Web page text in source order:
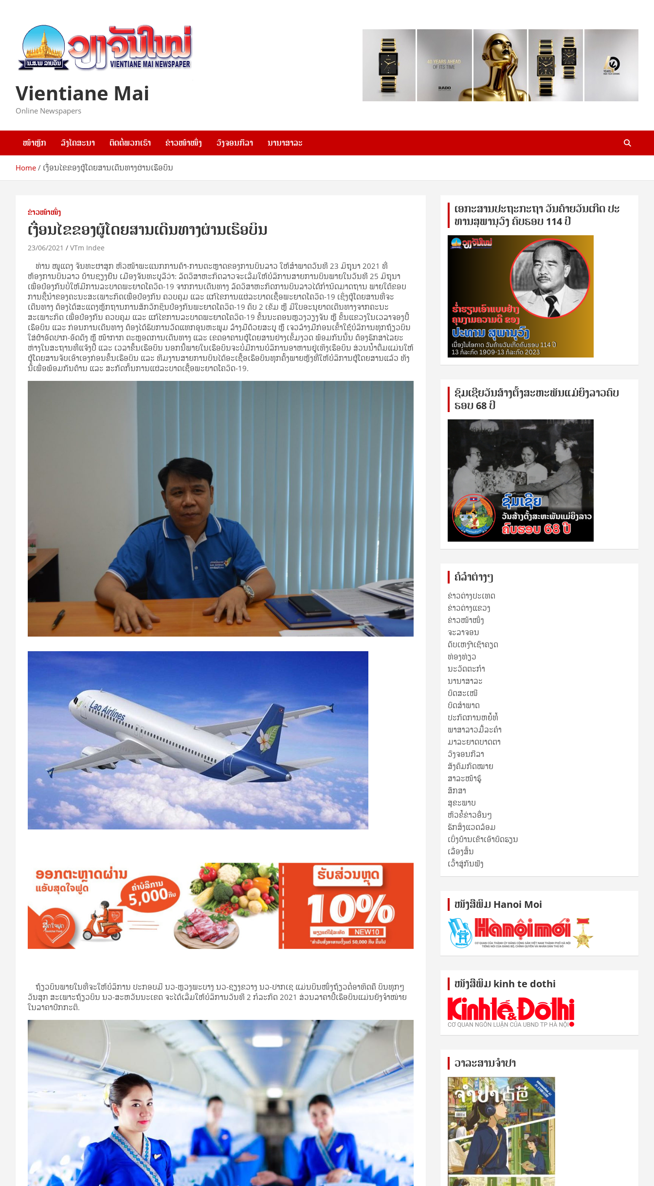
Vientiane Mai
Online Newspapers
ໜ້າຫຼັກ ລົງໂຄສະນາ ຕິດຕໍ່ພວກເຮົາ ຂ່າວໜ້າໜຶ່ງ ວົງຈອນກີລາ ນານາສາລະ
Home ເງື່ອນໄຂຂອງຜູ້ໂດຍສານເດີນທາງຜ່ານເຮືອບິນ
ຂ່າວໜ້າໜຶ່ງ
ເງື່ອນໄຂຂອງຜູ້ໂດຍສານເດີນທາງຜ່ານເຮືອບິນ
23/06/2021 VTm Indee
ທ່ານ ໜູແດງ ຈັນທະຜາສຸກ ຫົວໜ້າພະແນກການຄ້າ-ການຕະຫຼາດຂອງການບິນລາວ ໃຫ້ສໍາພາດວັນທີ 23 ມິຖຸນາ 2021 ທີ່
ຫ້ອງການບິນລາວ ບ້ານຊຽງຍືນ ເມືອງຈັນທະບູລີວ່າ: ລັດວິສາຫະກິດລາວຈະເລີ່ມໃຫ້ບໍລິການສາຍການບິນພາຍໃນວັນທີ 25 ມິຖຸນາ
ເພື່ອປ້ອງກັນບໍ່ໃຫ້ມີການລະບາດພະຍາດໂຄວິດ-19 ຈາກການເດີນທາງ ລັດວິສາຫະກິດການບິນລາວໄດ້ກໍານົດມາດຖານ ພາຍໃຕ້ຂອບ
ການຊີ້ນໍາຂອງຄະນະສະເພາະກິດເພື່ອປ້ອງກັນ ຄວບຄຸມ ແລະ ແກ້ໄຂການແຜ່ລະບາດເຊື້ອພະຍາດໂຄວິດ-19 ເຊິ່ງຜູ້ໂດຍສານທີ່ຈະ
ເດີນທາງ ຕ້ອງໄດ້ສະແດງຫຼັກຖານການສັກວັກຊິນປ້ອງກັນພະຍາດໂຄວິດ-19 ຄົບ 2 ເຂັມ ຫຼື ມີໃບອະນຸຍາດເດີນທາງຈາກຄະນະ
ສະເພາະກິດ ເພື່ອປ້ອງກັນ ຄວບຄຸມ ແລະ ແກ້ໄຂການລະບາດພະຍາດໂຄວິດ-19 ຂັ້ນນະຄອນຫຼວງວຽງຈັນ ຫຼື ຂັ້ນແຂວງໃນເວລາຈອງປີ້
ເຮືອບິນ ແລະ ກ່ອນການເດີນທາງ ຕ້ອງໄດ້ຮັບການວັດແທກອຸນຫະພູມ ລ້າງມືດ້ວຍສະບູ ຫຼື ເຈວລ້າງມືກ່ອນເຂົ້າໃຊ້ບໍລິການທຸກຖ້ຽວບິນ
ໃສ່ຜ້າອັດປາກ-ອັດດັງ ຫຼື ໜ້າກາກ ຕະຫຼອດການເດີນທາງ ແລະ ເຂດອາຄານຜູ້ໂດຍສານຢ່າງເຂັ້ມງວດ ພ້ອມກັນນັ້ນ ຕ້ອງຮັກສາໄລຍະ
ຫ່າງໃນສະຖານທີ່ແຈ້ງປີ້ ແລະ ເວລາຂຶ້ນເຮືອບິນ ນອກນີ້ພາຍໃນເຮືອບິນຈະບໍ່ມີການບໍລິການອາຫານຢູ່ເທິງເຮືອບິນ ສ່ວນນໍ້າດື່ມແມ່ນໃຫ້
ຜູ້ໂດຍສານຈັບເອົາເອງກ່ອນຂຶ້ນເຮືອບິນ ແລະ ທີມງານສາຍການບິນໄດ້ອະເຊື້ອເຮືອບິນທຸກຄັ້ງພາຍຫຼັງທີ່ໃຫ້ບໍລິການຜູ້ໂດຍສານແລ້ວ ທັງ
ນີ້ເພື່ອພ້ອມກັນຕ້ານ ແລະ ສະກັດກັ້ນການແຜ່ລະບາດເຊື້ອພະຍາດໂຄວິດ-19.
ຖ້ຽວບິນພາຍໃນທີ່ຈະໃຫ້ບໍລິການ ປະກອບມີ ນວ-ຫຼວງພະບາງ ນວ-ຊຽງຂວາງ ນວ-ປາກເຊ ແມ່ນບິນໜຶ່ງຖ້ຽວຕໍ່ອາທິດຄື ບິນທຸກໆ
ວັນສຸກ ສະເພາະຖ້ຽວບິນ ນວ-ສະຫວັນນະເຂດ ຈະໄດ້ເລີ່ມໃຫ້ບໍລິການວັນທີ 2 ກໍລະກົດ 2021 ສ່ວນລາຄາປີ້ເຮືອບິນແມ່ນຍັງຈໍາໜ່າຍ
ໃນລາຄາປົກກະຕິ.
ເອ​ກະ​ສານ​ປະ​ຖະ​ກະ​ຖ​າ ວັນ​ຄ້າຍ​ວັນ​ເກີດ ປ​ະ​
ທານ​ສຸ​ພາ​ນຸ​ວົງ ຄົບ​ຮອບ 114 ປີ
ຊົ​ມ​ເຊີຍ​ວັນ​ສ້າງ​ຕັ້ງ​ສະ​ຫະ​ພັນ​ແມ່​ຍິງ​​ລາວຄົບ​
ຮອບ 68 ປິ
ຄໍລຳຕ່າງໆ
ຂ່າວຕ່າງປະເທດ
ຂ່າວ​ຕ່າງ​ແຂວງ
ຂ່າວໜ້າໜຶ່ງ
ຈະລາຈອນ
ດັບເຫງົາເຊົາຄຽດ
ທ່ອງທ່ຽວ
ນະວັດຕະກໍາ
ນານາສາລະ
ບົດສະເໜີ
ບົດສໍາພາດ
ປະກົດການຫຍໍ້ທໍ້
ພາສາລາວມື້ລະຄຳ
ມາລະຍາດບາດຕາ
ວົງຈອນກີລາ
ສັງຄົມກົດໝາຍ
ສາລະໜ້າຮູ້
ສຶກສາ
ສຸ​ຂະ​ພາບ
ຫົວຂໍ້ຂ່າວອື່ນໆ
ຮັກສິ່ງແວດລ້ອມ
ເບິ່ງບ້ານເຂົາເອົາບົດຮຽນ
ເລື່ອງສັ້ນ
ເວົ້າສູ່ກັນຟັງ
ໜັງ​ສື​ພິມ Hanoi Moi
ໜັງ​ສື​ພິມ kinh te dothi
ວາລະສານຈຳປາ